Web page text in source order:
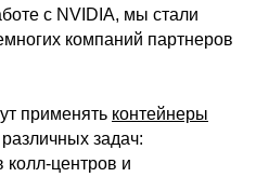
с NVIDIA, мы стали
компаний партнеров
применять контейнеры
задач:
колл-центров и